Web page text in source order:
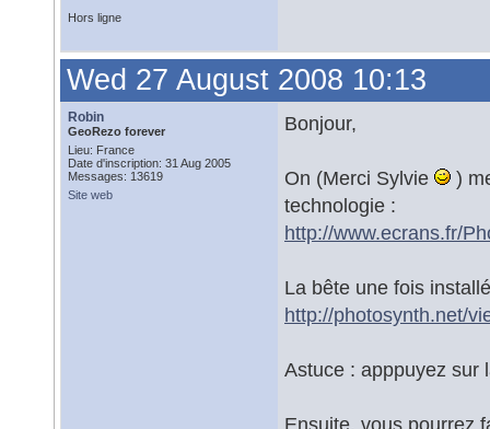
Hors ligne
Wed 27 August 2008 10:13
Robin
GeoRezo forever
Lieu: France
Date d'inscription: 31 Aug 2005
Messages: 13619
Site web
Bonjour,
On (Merci Sylvie
)
technologie :
http://www.ecrans.fr/
La bête une fois
http://photosynth.net/
Astuce : apppuyez sur
Ensuite, vous pourrez